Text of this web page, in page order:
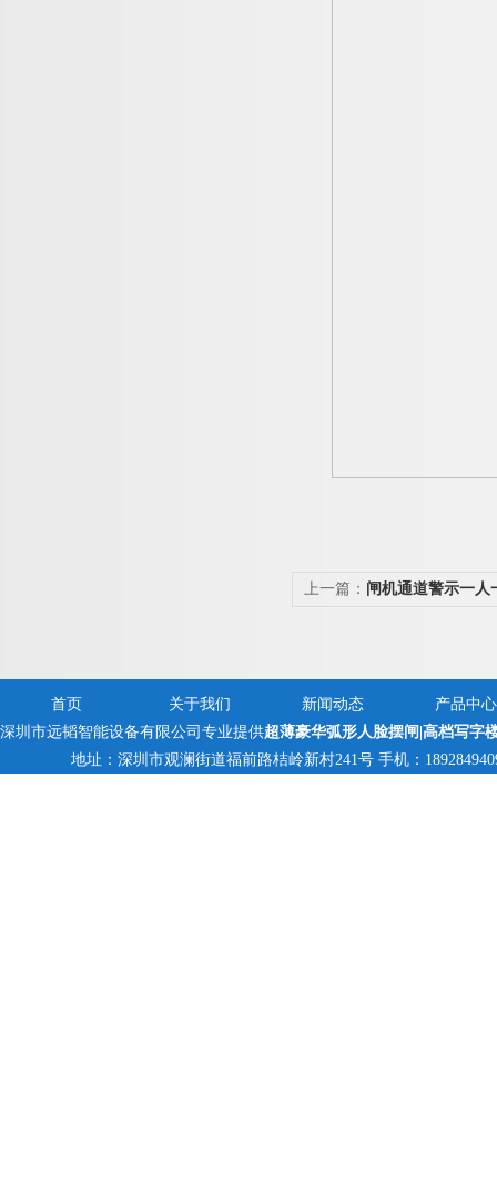
上一篇： 闸机通道警示一
首页 关于我们 新闻动态
产品中心
深圳市远韬智能设备有限公司专业提供超薄豪华弧形人脸摆闸|高档写字
地址：深圳市观澜街道福前路桔岭新村241号 手机：